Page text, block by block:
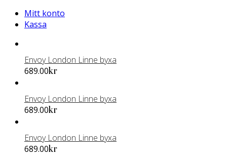
Mitt konto
Kassa
Envoy London Linne byxa
Den
har
flera
De
olika
689.00kr
Envoy London Linne byxa
Den
har
flera
689.00kr
Envoy London Linne byxa
Den
689.00kr